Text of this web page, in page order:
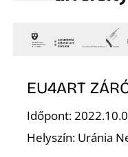
EU4ART
Időpont:
Helyszín: Uránia